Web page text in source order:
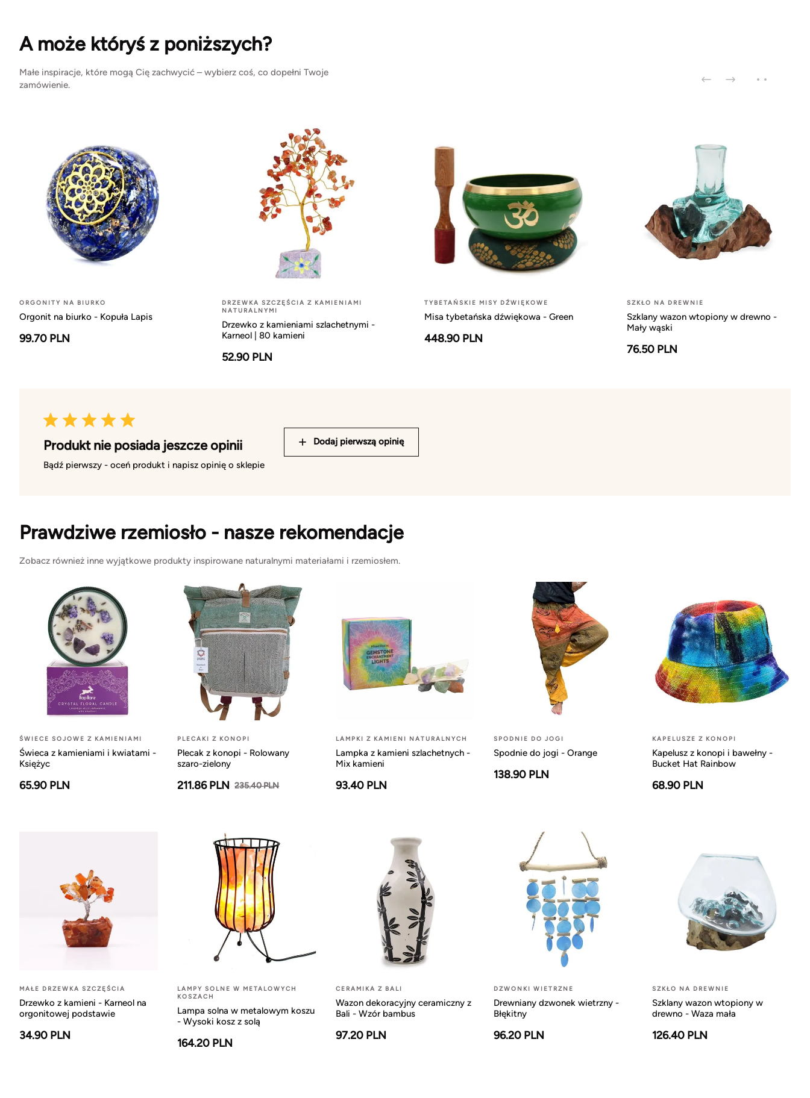
A może któryś z poniższych?
Małe inspiracje, które mogą Cię zachwycić – wybierz coś, co dopełni Twoje
zamówienie.
ORGONITY NA BIURKO
Orgonit na biurko - Kopuła Lapis
99.70 PLN
DRZEWKA SZCZĘŚCIA Z KAMIENIAMI
NATURALNYMI
Drzewko z kamieniami szlachetnymi -
Karneol | 80 kamieni
52.90 PLN
TYBETAŃSKIE MISY DŹWIĘKOWE
Misa tybetańska dźwiękowa - Green
448.90 PLN
SZKŁO NA DREWNIE
Szklany wazon wtopiony w drewno -
Mały wąski
76.50 PLN
Produkt nie posiada jeszcze opinii
Bądź pierwszy - oceń produkt i napisz opinię o sklepie
Dodaj pierwszą opinię
Prawdziwe rzemiosło - nasze rekomendacje
Zobacz również inne wyjątkowe produkty inspirowane naturalnymi materiałami i rzemiosłem.
ŚWIECE SOJOWE Z KAMIENIAMI
Świeca z kamieniami i kwiatami -
Księżyc
65.90 PLN
PLECAKI Z KONOPI
Plecak z konopi - Rolowany
szaro-zielony
211.86 PLN 235.40 PLN
LAMPKI Z KAMIENI NATURALNYCH
Lampka z kamieni szlachetnych -
Mix kamieni
93.40 PLN
SPODNIE DO JOGI
Spodnie do jogi - Orange
138.90 PLN
KAPELUSZE Z KONOPI
Kapelusz z konopi i bawełny -
Bucket Hat Rainbow
68.90 PLN
MAŁE DRZEWKA SZCZĘŚCIA
Drzewko z kamieni - Karneol na
orgonitowej podstawie
34.90 PLN
LAMPY SOLNE W METALOWYCH
KOSZACH
Lampa solna w metalowym koszu
- Wysoki kosz z solą
164.20 PLN
CERAMIKA Z BALI
Wazon dekoracyjny ceramiczny z
Bali - Wzór bambus
97.20 PLN
DZWONKI WIETRZNE
Drewniany dzwonek wietrzny -
Błękitny
96.20 PLN
SZKŁO NA DREWNIE
Szklany wazon wtopiony w
drewno - Waza mała
126.40 PLN